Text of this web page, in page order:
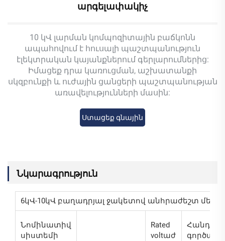
արգելափակիչ
10 կՎ լարման կոմպոզիտային բաճկոնն
ապահովում է հուսալի պաշտպանություն
էլեկտրական կայանքներում գերլարումներից:
Իմացեք դրա կառուցման, աշխատանքի
սկզբունքի և ուժային ցանցերի պաշտպանության
առավելությունների մասին:
Ստացեք գնային
Նկարագրություն
6կՎ-10կՎ բաղադրյալ ջակետով անհրաժեշտ
Նոմինատիվ
սիստեմի
Rated
voltաժ